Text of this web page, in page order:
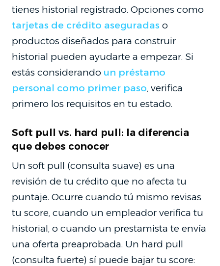
tienes historial registrado. Opciones como
tarjetas de crédito aseguradaso
productos diseñados para construir
historial pueden ayudarte a empezar. Si
estás considerando un préstamo
personal como primer paso, verifica
primero los requisitos en tu estado.
Soft pull vs. hard pull: la diferencia
que debes conocer
Un soft pull (consulta suave) es una
revisión de tu crédito que no afecta tu
puntaje. Ocurre cuando tú mismo revisas
tu score, cuando un empleador verifica tu
historial, o cuando un prestamista te envía
una oferta preaprobada. Un hard pull
(consulta fuerte) sí puede bajar tu score: